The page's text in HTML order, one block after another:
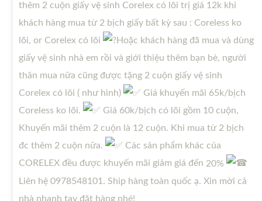
thêm 2 cuộn giấy vệ sinh Corelex có lõi trị giá 12k khi
khách hàng mua từ 2 bịch giấy bất kỳ sau : Coreless ko
lõi, or Corelex có lõi
Hoặc khách hàng đã mua và dùng
giấy vệ sinh nhà em rồi và giới thiệu thêm bạn bè, người
thân mua nữa cũng được tặng 2 cuộn giấy vệ sinh
Corelex có lõi ( như hình)
Giá khuyến mãi 65k/bịch
Coreless ko lõi.
Giá 60k/bịch có lõi gồm 10 cuộn,
Khuyến mãi thêm 2 cuộn là 12 cuộn. Khi mua từ 2 bịch
đc thêm 2 cuộn nữa.
Các sản phẩm khác của
CORELEX đều được khuyến mãi giảm giá đến 20%
Liên hệ 0978548101. Ship hàng toàn quốc ạ. Xin mời cả
nhà nhanh tay đặt hàng nhé!